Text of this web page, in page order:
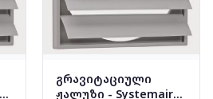
გრავიტაციული
ჟალუზი - Systemair